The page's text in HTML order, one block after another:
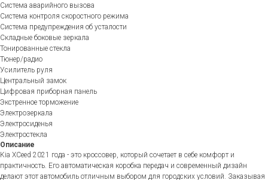
Система аварийного вызова
Система контроля скоростного режима
Система предупреждения об усталости
Складные боковые зеркала
Тонированные стекла
Тюнер/радио
Усилитель руля
Центральный замок
Цифровая приборная панель
Экстренное торможение
Электрозеркала
Электросиденья
Электростекла
Описание
Kia XCeed 2021 года - это кроссовер, который сочетает в себе комфорт и
практичность. Его автоматическая коробка передач и современный дизайн
делают этот автомобиль отличным выбором для городских условий. Заказывая